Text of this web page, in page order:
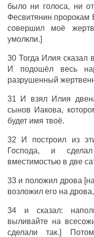
было ни голоса, ни
Фесвитянин пророкам
совершил моё
умолкли.]
30 Тогда Илия сказал
И подошёл весь
разрушенный
31 И взял Илия
сынов Иакова,
будет имя твоё.
32 И построил из
Господа, и
вместимостью в две
33 и положил дрова
возложил его на дрова,
34 и сказал:
выливайте на
сделали так.]